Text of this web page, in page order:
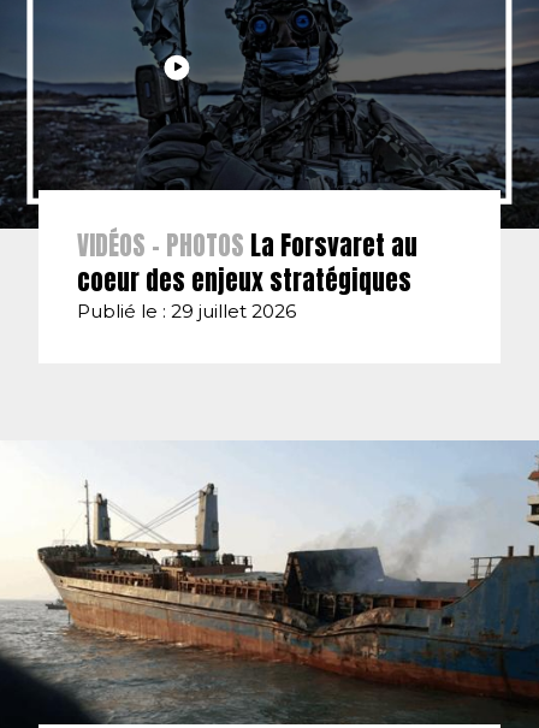
VIDÉOS - PHOTOS La Forsvaret au
coeur des enjeux stratégiques
Publié le : 29 juillet 2026